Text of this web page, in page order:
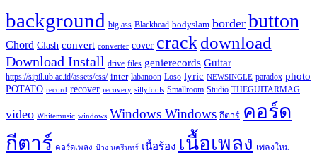
background big ass Blackhead bodyslam border button
Chord Clash convert converter cover crackdownload
Download Install drive files genierecords Guitar
https://sipil.ub.ac.id/assets/css/ inter labanoon Loso lyric NEWSINGLE paradox photo
POTATO record recover recovery sillyfools Smallroom Studio THEGUITARMAG
video Whitemusic windows Windows Windows กีตาร์ คอร์ด
กีตาร์ คอร์ดเพลง ป้าง นครินทร์ เนื้อร้อง เนื้อเพลง เพลงใหม่